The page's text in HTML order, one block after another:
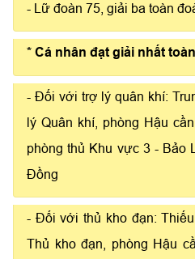
- Lữ đoàn 75, giải ba toàn
* Cá nhân đạt giải nhất
- Đối với trợ lý quân khí:
lý Quân khí, phòng Hậu
phòng thủ Khu vực 3 - Bảo
Đồng
- Đối với thủ kho đạn:
Thủ kho đạn, phòng Hậu